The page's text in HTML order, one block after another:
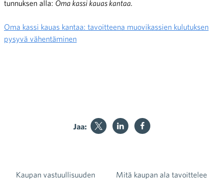
tunnuksen alla: Oma kassi kauas kantaa.
Oma kassi kauas kantaa: tavoitteena muovikassien kulutuksen
pysyvä vähentäminen
Jaa:
Kaupan vastuullisuuden
Mitä kaupan ala tavoittelee